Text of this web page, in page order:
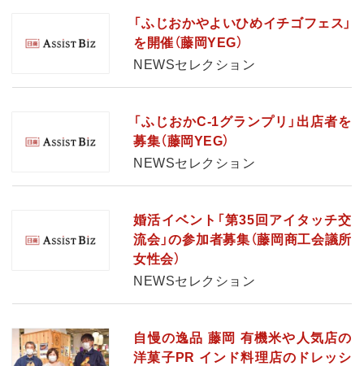
「ふじおかやよいひめイチゴフェス」
を開催（藤岡YEG）
NEWSセレクション
「ふじおかC‐1グランプリ」出店者を
募集（藤岡YEG）
NEWSセレクション
婚活イベント「第35回アイタッチ交
流会」の参加者募集（藤岡商工会議所
女性会）
NEWSセレクション
自慢の逸品 藤岡 有機米や人気店の
洋菓子PR インド料理店のドレッシ